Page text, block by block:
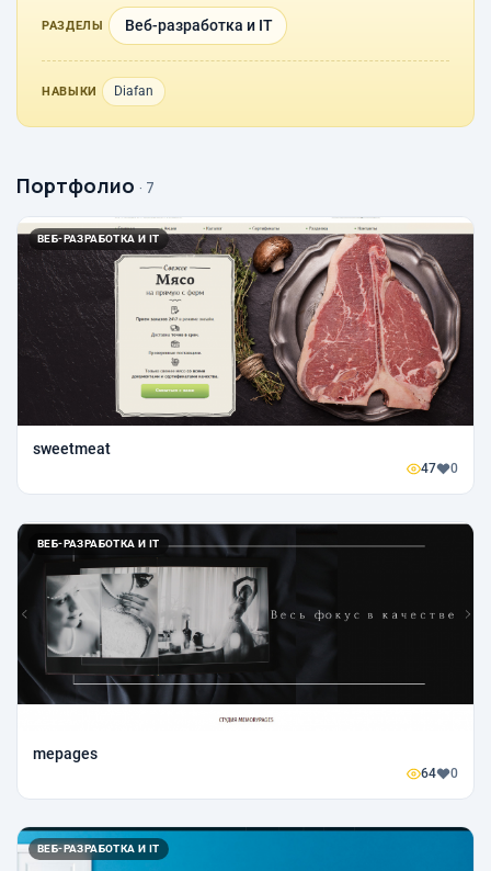
РАЗДЕЛЫ Веб-разработка и IT
НАВЫКИ Diafan
Портфолио · 7
ВЕБ-РАЗРАБОТКА И IT
sweetmeat
47 0
ВЕБ-РАЗРАБОТКА И IT
mepages
64 0
ВЕБ-РАЗРАБОТКА И IT